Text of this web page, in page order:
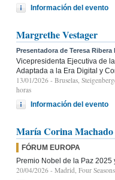
Información del evento
Margrethe Vestager
Presentadora de Teresa Ribera
Vicepresidenta Ejecutiva de
Adaptada a la Era Digital y
13/01/2026 - Bruselas,
horas
Información del evento
María Corina Machado
FÓRUM EUROPA
Premio Nobel de la Paz
20/04/2026 - Madrid, Four